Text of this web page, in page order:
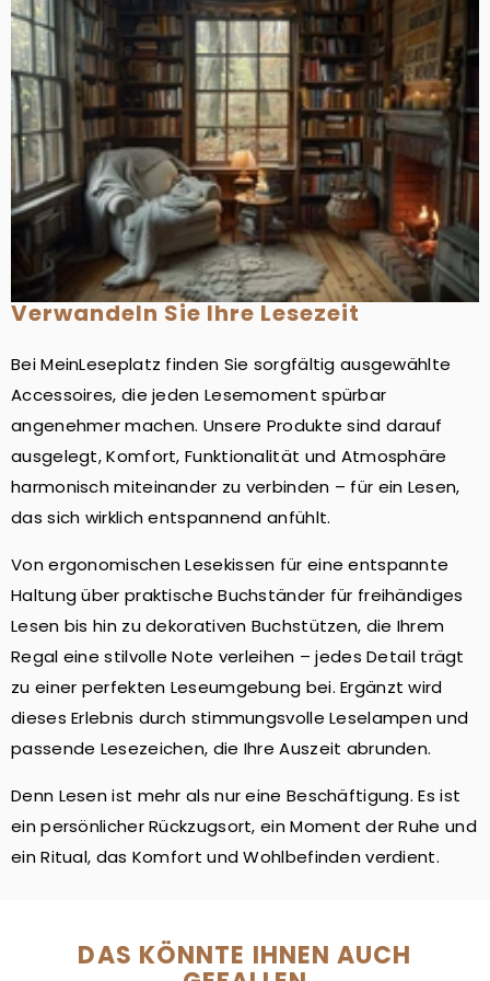
Verwandeln Sie Ihre Lesezeit
Bei MeinLeseplatz finden Sie sorgfältig ausgewählte
Accessoires, die jeden Lesemoment spürbar
angenehmer machen. Unsere Produkte sind darauf
ausgelegt, Komfort, Funktionalität und Atmosphäre
harmonisch miteinander zu verbinden – für ein Lesen,
das sich wirklich entspannend anfühlt.
Von ergonomischen Lesekissen für eine entspannte
Haltung über praktische Buchständer für freihändiges
Lesen bis hin zu dekorativen Buchstützen, die Ihrem
Regal eine stilvolle Note verleihen – jedes Detail trägt
zu einer perfekten Leseumgebung bei. Ergänzt wird
dieses Erlebnis durch stimmungsvolle Leselampen und
passende Lesezeichen, die Ihre Auszeit abrunden.
Denn Lesen ist mehr als nur eine Beschäftigung. Es ist
ein persönlicher Rückzugsort, ein Moment der Ruhe und
ein Ritual, das Komfort und Wohlbefinden verdient.
DAS KÖNNTE IHNEN AUCH